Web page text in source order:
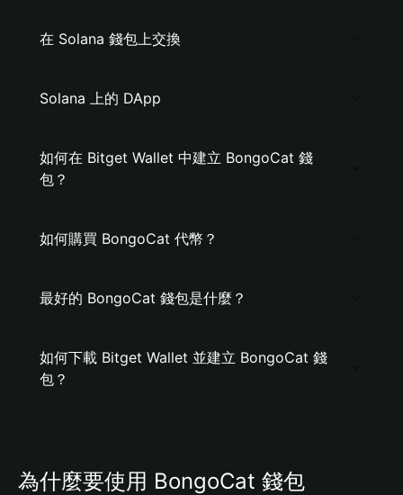
在 Solana 錢包上交換
Solana 上的 DApp
如何在 Bitget Wallet 中建立 BongoCat 錢
包？
如何購買 BongoCat 代幣？
最好的 BongoCat 錢包是什麼？
如何下載 Bitget Wallet 並建立 BongoCat 錢
包？
為什麼要使用 BongoCat 錢包